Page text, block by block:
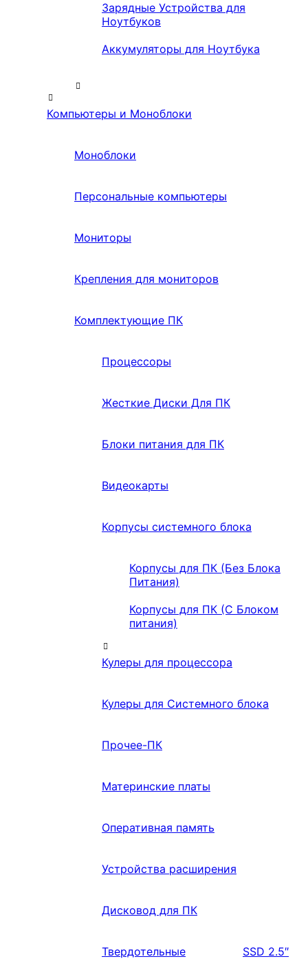
Зарядные Устройства для
Ноутбуков
Аккумуляторы для Ноутбука
Компьютеры и Моноблоки
Моноблоки
Персональные компьютеры
Мониторы
Крепления для мониторов
Комплектующие ПК
Процессоры
Жесткие Диски Для ПК
Блоки питания для ПК
Видеокарты
Корпусы системного блока
Корпусы для ПК (Без Блока
Питания)
Корпусы для ПК (С Блоком
питания)
Кулеры для процессора
Кулеры для Системного блока
Прочее-ПК
Материнские платы
Оперативная память
Устройства расширения
Дисковод для ПК
Твердотельные
SSD 2.5″